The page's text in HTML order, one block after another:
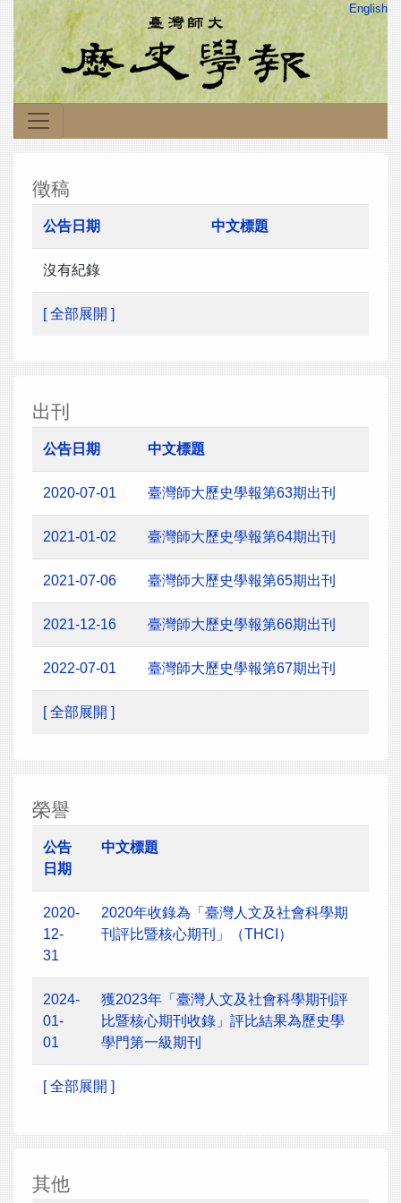
English
徵稿
公告日期 中文標題
沒有紀錄
[ 全部展開 ]
出刊
公告日期 中文標題
2020-07-01 臺灣師大歷史學報第63期出刊
2021-01-02 臺灣師大歷史學報第64期出刊
2021-07-06 臺灣師大歷史學報第65期出刊
2021-12-16 臺灣師大歷史學報第66期出刊
2022-07-01 臺灣師大歷史學報第67期出刊
[ 全部展開 ]
榮譽
公告
日期
中文標題
2020-
12-
31
2020年收錄為「臺灣人文及社會科學期
刊評比暨核心期刊」（THCI）
2024-
01-
01
獲2023年「臺灣人文及社會科學期刊評
比暨核心期刊收錄」評比結果為歷史學
學門第一級期刊
[ 全部展開 ]
其他